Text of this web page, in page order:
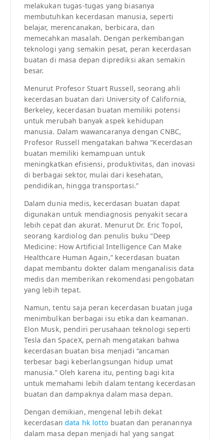
melakukan tugas-tugas yang biasanya
membutuhkan kecerdasan manusia, seperti
belajar, merencanakan, berbicara, dan
memecahkan masalah. Dengan perkembangan
teknologi yang semakin pesat, peran kecerdasan
buatan di masa depan diprediksi akan semakin
besar.
Menurut Profesor Stuart Russell, seorang ahli
kecerdasan buatan dari University of California,
Berkeley, kecerdasan buatan memiliki potensi
untuk merubah banyak aspek kehidupan
manusia. Dalam wawancaranya dengan CNBC,
Profesor Russell mengatakan bahwa “Kecerdasan
buatan memiliki kemampuan untuk
meningkatkan efisiensi, produktivitas, dan inovasi
di berbagai sektor, mulai dari kesehatan,
pendidikan, hingga transportasi.”
Dalam dunia medis, kecerdasan buatan dapat
digunakan untuk mendiagnosis penyakit secara
lebih cepat dan akurat. Menurut Dr. Eric Topol,
seorang kardiolog dan penulis buku “Deep
Medicine: How Artificial Intelligence Can Make
Healthcare Human Again,” kecerdasan buatan
dapat membantu dokter dalam menganalisis data
medis dan memberikan rekomendasi pengobatan
yang lebih tepat.
Namun, tentu saja peran kecerdasan buatan juga
menimbulkan berbagai isu etika dan keamanan.
Elon Musk, pendiri perusahaan teknologi seperti
Tesla dan SpaceX, pernah mengatakan bahwa
kecerdasan buatan bisa menjadi “ancaman
terbesar bagi keberlangsungan hidup umat
manusia.” Oleh karena itu, penting bagi kita
untuk memahami lebih dalam tentang kecerdasan
buatan dan dampaknya dalam masa depan.
Dengan demikian, mengenal lebih dekat
kecerdasandata hk lotto buatan dan peranannya
dalam masa depan menjadi hal yang sangat